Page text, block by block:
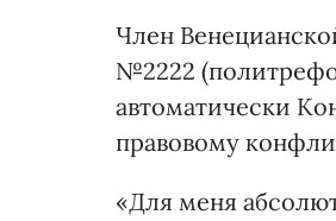
Член
№2222
автоматически
правовому
«Для меня